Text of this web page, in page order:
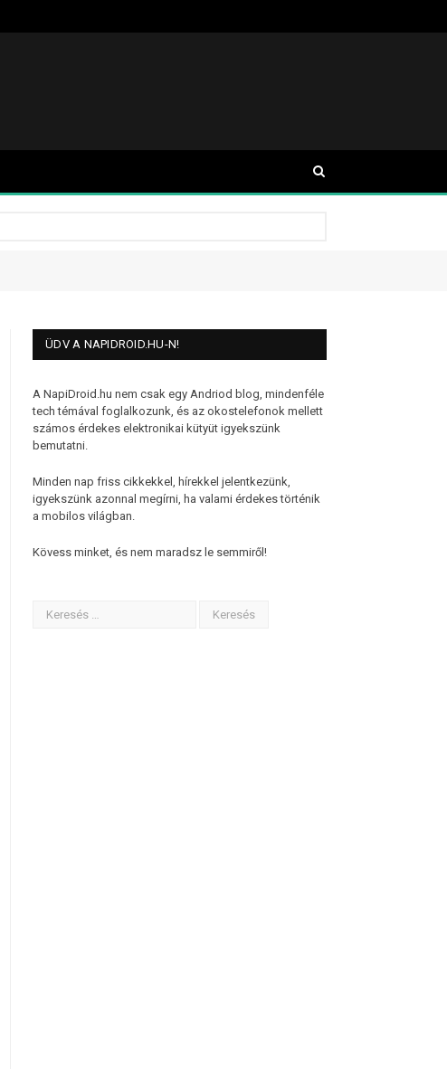
ÜDV A NAPIDROID.HU-N!
A NapiDroid.hu nem csak egy Andriod blog, mindenféle
tech témával foglalkozunk, és az okostelefonok mellett
számos érdekes elektronikai kütyüt igyekszünk
bemutatni.
Minden nap friss cikkekkel, hírekkel jelentkezünk,
igyekszünk azonnal megírni, ha valami érdekes történik
a mobilos világban.
Kövess minket, és nem maradsz le semmiről!